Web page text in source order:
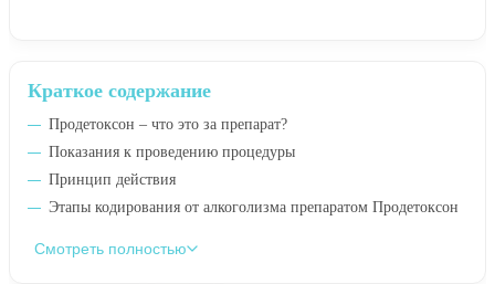
Краткое содержание
Продетоксон – что это за препарат?
Показания к проведению процедуры
Принцип действия
Этапы кодирования от алкоголизма препаратом Продетоксон
Смотреть полностью